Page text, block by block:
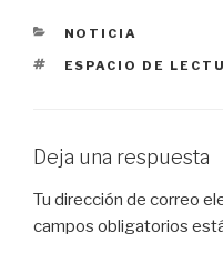
CATEGORÍAS
NOTICIA
ETIQUETAS
ESPACIO DE
Deja una respuesta
Tu dirección de correo
campos obligatorios